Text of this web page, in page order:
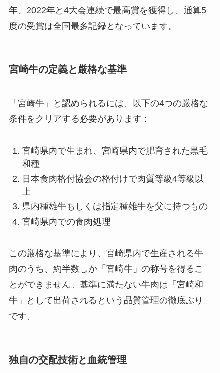
年、2022年と4大会連続で最高賞を獲得し、通算5
度の受賞は全国最多記録となっています。
宮崎牛の定義と厳格な基準
「宮崎牛」と認められるには、以下の4つの厳格な
条件をクリアする必要があります：
宮崎県内で生まれ、宮崎県内で肥育された黒毛
和種
日本食肉格付協会の格付けで肉質等級4等級以
上
県内種雄牛もしくは指定種雄牛を父に持つもの
宮崎県内での食肉処理
この厳格な基準により、宮崎県内で生産される牛
肉のうち、約半数しか「宮崎牛」の称号を得るこ
とができません。基準に満たない牛肉は「宮崎和
牛」として出荷されるという品質管理の徹底ぶり
です。
独自の交配技術と血統管理